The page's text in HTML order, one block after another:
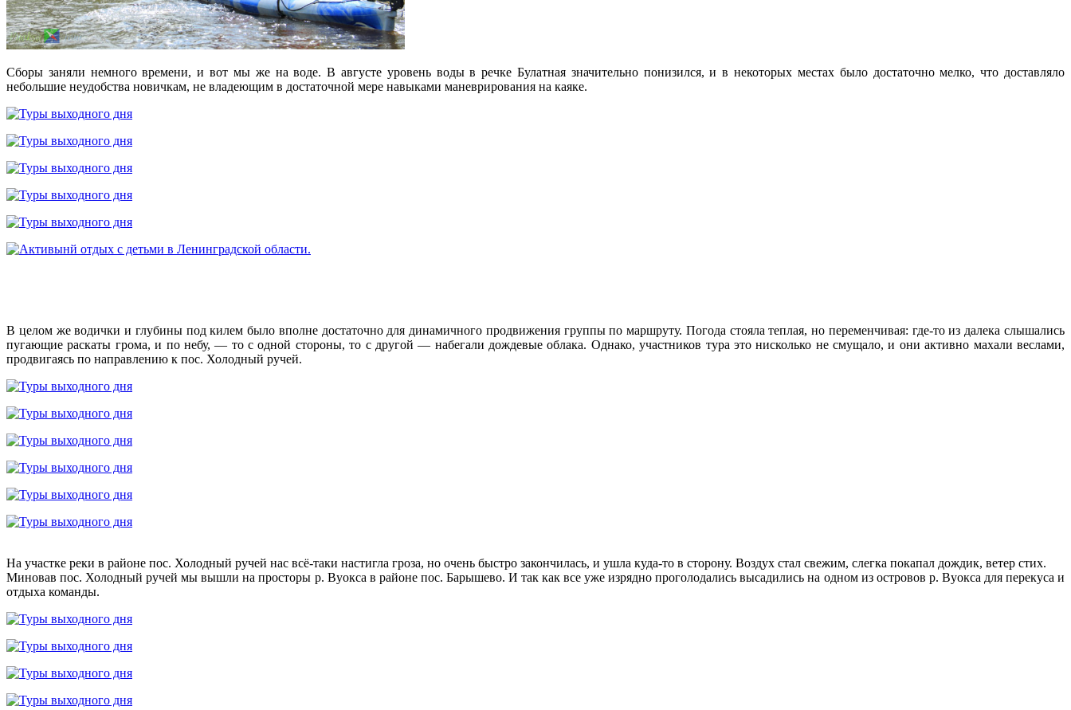
Сборы заняли немного времени, и вот мы же на воде. В августе уровень воды в речке Булатная значительно понизился, и в некоторых местах было достаточно мелко, что доставляло
небольшие неудобства новичкам, не владеющим в достаточной мере навыками маневрирования на каяке.
В целом же водички и глубины под килем было вполне достаточно для динамичного продвижения группы по маршруту. Погода стояла теплая, но переменчивая: где-то из далека слышались
пугающие раскаты грома, и по небу, — то с одной стороны, то с другой — набегали дождевые облака. Однако, участников тура это нисколько не смущало, и они активно махали веслами,
продвигаясь по направлению к пос. Холодный ручей.
На участке реки в районе пос. Холодный ручей нас всё-таки настигла гроза, но очень быстро закончилась, и ушла куда-то в сторону. Воздух стал свежим, слегка покапал дождик, ветер стих.
Миновав пос. Холодный ручей мы вышли на просторы р. Вуокса в районе пос. Барышево. И так как все уже изрядно проголодались высадились на одном из островов р. Вуокса для перекуса и
отдыха команды.